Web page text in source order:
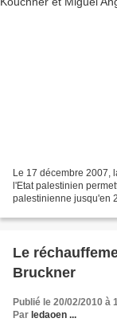
Le 17 décembre 2007,
l'Etat palestinien
palestinienne jusqu'en
Le
Bruckner
Publié le 20/02/2010 à
Par ledaoen ...